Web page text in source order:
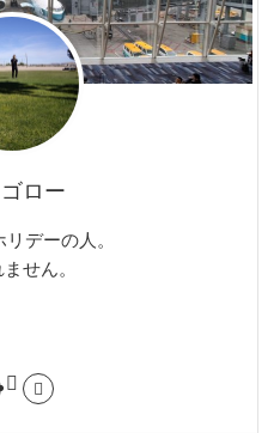
ロー
デーの人。
せん。